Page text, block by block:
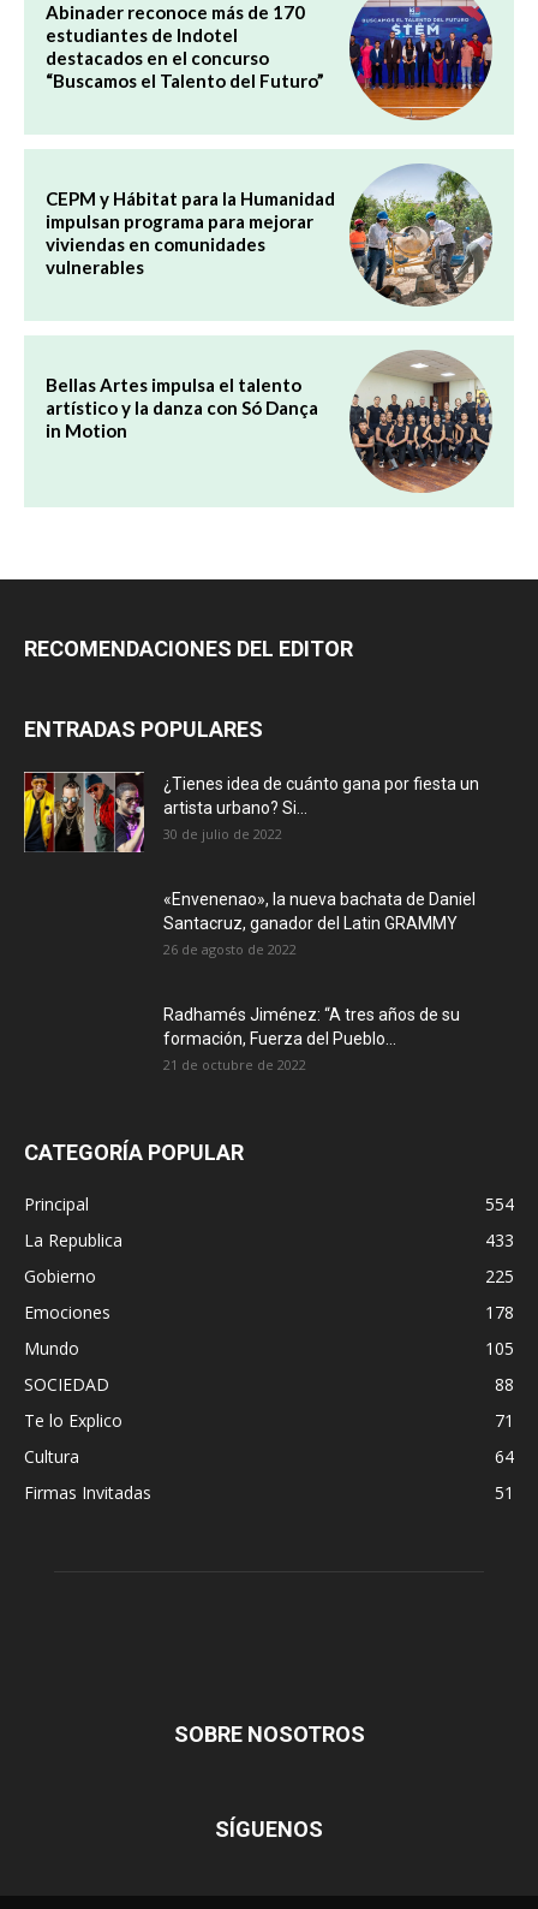
Abinader reconoce más de 170
estudiantes de Indotel
destacados en el concurso
“Buscamos el Talento del Futuro”
CEPM y Hábitat para la Humanidad
impulsan programa para mejorar
viviendas en comunidades
vulnerables
Bellas Artes impulsa el talento
artístico y la danza con Só Dança
in Motion
RECOMENDACIONES DEL EDITOR
ENTRADAS POPULARES
¿Tienes idea de cuánto gana por fiesta un
artista urbano? Si...
30 de julio de 2022
«Envenenao», la nueva bachata de Daniel
Santacruz, ganador del Latin GRAMMY
26 de agosto de 2022
Radhamés Jiménez: “A tres años de su
formación, Fuerza del Pueblo...
21 de octubre de 2022
CATEGORÍA POPULAR
Principal
554
La Republica
433
Gobierno
225
Emociones
178
Mundo
105
SOCIEDAD
88
Te lo Explico
71
Cultura
64
Firmas Invitadas
51
SOBRE NOSOTROS
SÍGUENOS